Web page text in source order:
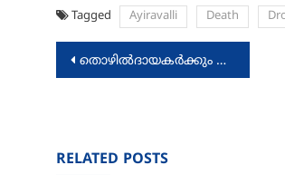
Tagged Ayiravalli Death
Post
തൊഴിൽദായകർക്കും ഉദ്യോഗാർത്ഥികൾക്കും വേദിയൊരുക്കി നിയുക്തി മെഗാ ജോബ് ഫെയർ
RELATED POSTS